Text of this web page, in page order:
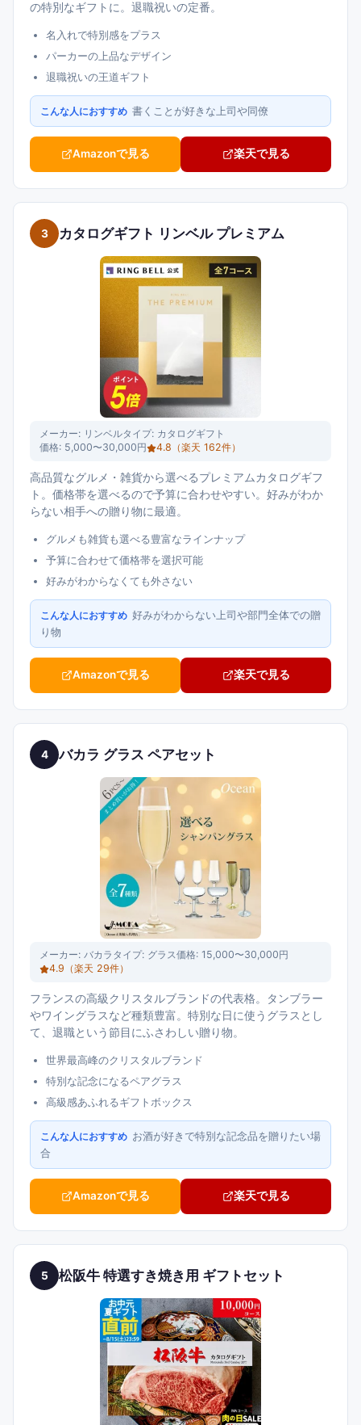
の特別なギフトに。退職祝いの定番。
名入れで特別感をプラス
パーカーの上品なデザイン
退職祝いの王道ギフト
こんな人におすすめ 書くことが好きな上司や同僚
Amazonで見る 楽天で見る
3 カタログギフト リンベル プレミアム
メーカー: リンベルタイプ: カタログギフト
価格: 5,000〜30,000円 4.8 （楽天 162件）
高品質なグルメ・雑貨から選べるプレミアムカタログギフ
ト。価格帯を選べるので予算に合わせやすい。好みがわか
らない相手への贈り物に最適。
グルメも雑貨も選べる豊富なラインナップ
予算に合わせて価格帯を選択可能
好みがわからなくても外さない
こんな人におすすめ 好みがわからない上司や部門全体での贈
り物
Amazonで見る 楽天で見る
4 バカラ グラス ペアセット
メーカー: バカラ タイプ: グラス価格: 15,000〜30,000円
4.9 （楽天 29件）
フランスの高級クリスタルブランドの代表格。タンブラー
やワイングラスなど種類豊富。特別な日に使うグラスとし
て、退職という節目にふさわしい贈り物。
世界最高峰のクリスタルブランド
特別な記念になるペアグラス
高級感あふれるギフトボックス
こんな人におすすめ お酒が好きで特別な記念品を贈りたい場
合
Amazonで見る 楽天で見る
5 松阪牛 特選すき焼き用 ギフトセット